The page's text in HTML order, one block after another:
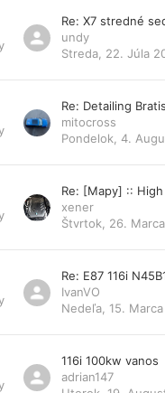
Re: X7 stredné
undy
Streda, 22. Júla
Re: Detailing
mitocross
Pondelok, 4.
Re: [Mapy] ::
xener
Štvrtok, 26.
Re: E87 116i
IvanVO
Nedeľa, 15.
116i 100kw vanos
adrian147